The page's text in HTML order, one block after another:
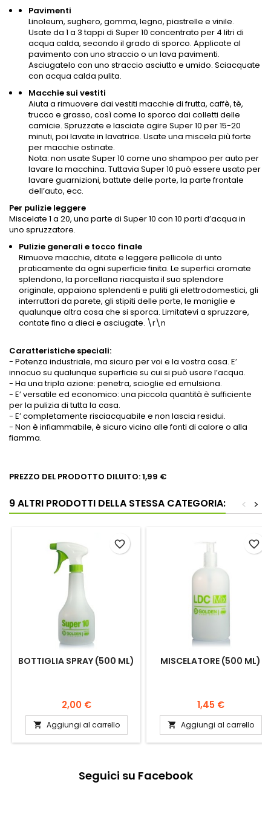
Pavimenti
Linoleum, sughero, gomma, legno, piastrelle e vinile.
Usate da 1 a 3 tappi di Super 10 concentrato per 4 litri di
acqua calda, secondo il grado di sporco. Applicate al
pavimento con uno straccio o un lava pavimenti.
Asciugatelo con uno straccio asciutto e umido. Sciacquate
con acqua calda pulita.
Macchie sui vestiti
Aiuta a rimuovere dai vestiti macchie di frutta, caffè, tè,
trucco e grasso, così come lo sporco dai colletti delle
camicie. Spruzzate e lasciate agire Super 10 per 15-20
minuti, poi lavate in lavatrice. Usate una miscela più forte
per macchie ostinate.
Nota: non usate Super 10 come uno shampoo per auto per
lavare la macchina. Tuttavia Super 10 può essere usato per
lavare guarnizioni, battute delle porte, la parte frontale
dell’auto, ecc.
Per pulizie leggere
Miscelate 1 a 20, una parte di Super 10 con 10 parti d’acqua in
uno spruzzatore.
Pulizie generali e tocco finale
Rimuove macchie, ditate e leggere pellicole di unto
praticamente da ogni superficie finita. Le superfici cromate
splendono, la porcellana riacquista il suo splendore
originale, appaiono splendenti e puliti gli elettrodomestici, gli
interruttori da parete, gli stipiti delle porte, le maniglie e
qualunque altra cosa che si sporca. Limitatevi a spruzzare,
contate fino a dieci e asciugate. \r\n
Caratteristiche speciali:
- Potenza industriale, ma sicuro per voi e la vostra casa. E’
innocuo su qualunque superficie su cui si può usare l’acqua.
- Ha una tripla azione: penetra, scioglie ed emulsiona.
- E’ versatile ed economico: una piccola quantità è sufficiente
per la pulizia di tutta la casa.
- E’ completamente risciacquabile e non lascia residui.
- Non è infiammabile, è sicuro vicino alle fonti di calore o alla
fiamma.
PREZZO DEL PRODOTTO DILUITO: 1,99 €
9 ALTRI PRODOTTI DELLA STESSA CATEGORIA: >
<
BOTTIGLIA SPRAY (500 ML)
Prezzo
2,00 €
 Aggiungi al carrello
favorite_border
MISCELATORE (500 ML)
Prezzo
1,45 €
 Aggiungi al carrello
favorite_border
Seguici su Facebook